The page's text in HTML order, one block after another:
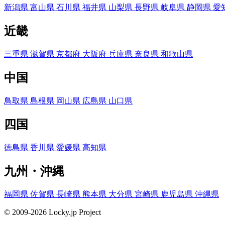
新潟県 富山県 石川県 福井県 山梨県 長野県 岐阜県 静岡県 愛
近畿
三重県 滋賀県 京都府 大阪府 兵庫県 奈良県 和歌山県
中国
鳥取県 島根県 岡山県 広島県 山口県
四国
徳島県 香川県 愛媛県 高知県
九州・沖縄
福岡県 佐賀県 長崎県 熊本県 大分県 宮崎県 鹿児島県 沖縄県
© 2009-2026 Locky.jp Project